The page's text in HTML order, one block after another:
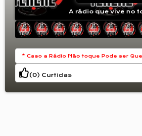
A rádio que vive no
* Caso a Rádio Não toque Pode ser
(0) Curtidas